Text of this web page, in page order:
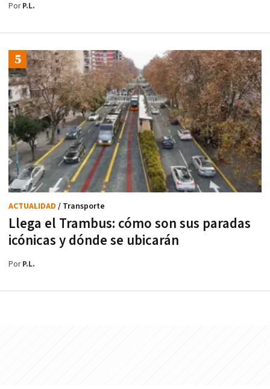
PorP.L.
Llega el Trambus: cómo son sus paradas
icónicas y dónde se ubicarán
ACTUALIDAD / Transporte
PorP.L.